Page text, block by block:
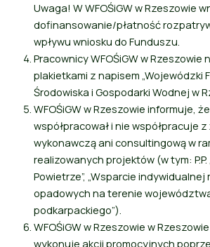
Uwaga! W WFOŚiGW w Rzeszowie
dofinansowanie/płatność
wpływu wniosku do Funduszu.
Pracownicy WFOŚiGW w Rzeszowie
plakietkami z napisem „Wojewódzki
Środowiska i Gospodarki Wodnej w
WFOŚiGW w Rzeszowie informuje,
współpracował i nie współpracuje
wykonawczą ani consultingową w
realizowanych projektów (w tym:
Powietrze”, „Wsparcie
opadowych na terenie
podkarpackiego”).
WFOŚiGW w Rzeszowie w
wykonuje akcji promocyjnych